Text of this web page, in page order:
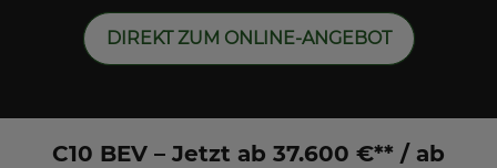
DIREKT ZUM ONLINE-ANGEBOT
C10 BEV – Jetzt ab 37.600 €** / ab